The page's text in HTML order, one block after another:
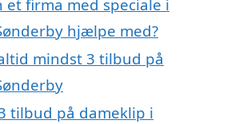
et firma med speciale i
hjælpe med?
mindst 3 tilbud på
tilbud på dameklip i